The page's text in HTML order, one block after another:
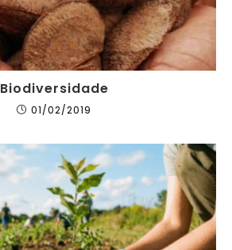
Biodiversidade
01/02/2019